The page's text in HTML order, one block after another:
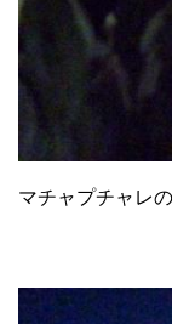
マチャプチャレ